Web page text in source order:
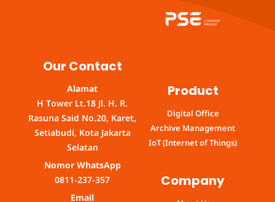
Our Contact
Alamat
H Tower Lt.18 Jl. H. R.
Rasuna Said No.20, Karet,
Setiabudi, Kota Jakarta
Selatan
Nomor WhatsApp
0811-237-357
Email
Product
Digital Office
Archive Management
IoT (Internet of Things)
Company